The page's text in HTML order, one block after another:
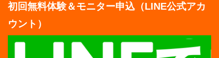
初回無料体験＆モニター申込（LINE公式アカ
ウント）